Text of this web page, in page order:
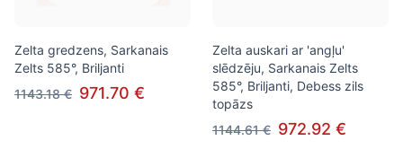
Zelta gredzens, Sarkanais
Zelts 585°, Briljanti
1143.18 € 971.70 €
Zelta auskari ar 'angļu'
slēdzēju, Sarkanais Zelts
585°, Briljanti, Debess zils
topāzs
1144.61 € 972.92 €